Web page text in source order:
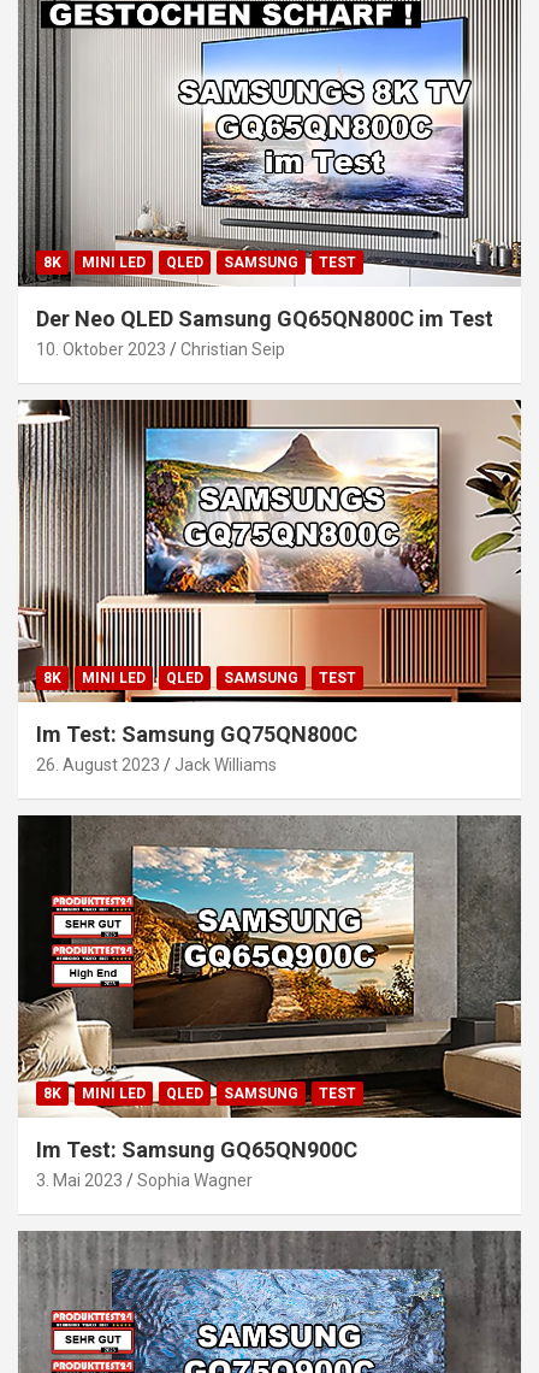
8K MINI LED QLED SAMSUNG TEST
Der Neo QLED Samsung GQ65QN800C im Test
10. Oktober 2023 Christian Seip
8K MINI LED QLED SAMSUNG TEST
Im Test: Samsung GQ75QN800C
26. August 2023 Jack Williams
8K MINI LED QLED SAMSUNG TEST
Im Test: Samsung GQ65QN900C
3. Mai 2023 Sophia Wagner